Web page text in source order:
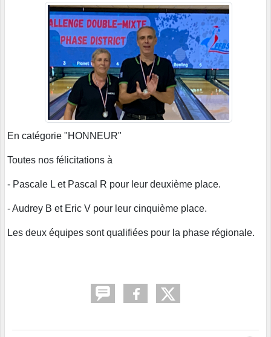
En catégorie "HONNEUR"
Toutes nos félicitations à
- Pascale L et Pascal R pour leur deuxième place.
- Audrey B et Eric V pour leur cinquième place.
Les deux équipes sont qualifiées pour la phase régionale.